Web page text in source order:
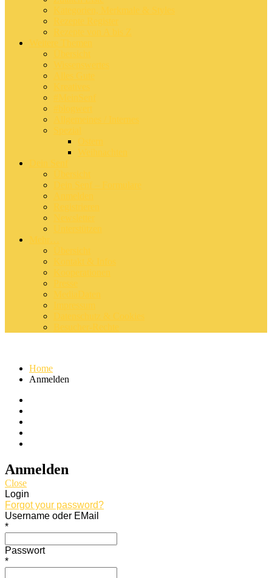
Kategorien, Merkmale & Styles
Rezepte Register
Rezepte von A bis Z
Weitere Themen
Übersicht
Wissenswertes
Alles Gute
Kreatives
#MeinSenf
#blogwert
Allgemeines / Internes
Spezial
Ostern
Weihnachten
Dein Senf
Übersicht
Dein Senf – Formulare
Anmelden
Registrieren
Newsletter
Unterstützen
Mehr…
Übersicht
Kontakt & Infos
Kooperationen
Presse
MediaDaten
Impressum
Datenschutz & Cookies
Besucher-Rechte
Home
Anmelden
Anmelden
Close
Login
Forgot your password?
Username oder EMail
*
Passwort
*